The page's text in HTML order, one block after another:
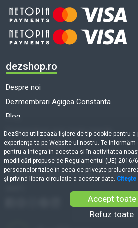
dezshop.ro
Despre noi
Dezmembrari Agigea Constanta
Blog
Dezmembrari auto toate marcile
Termeni și condiții
Politică de cookie-uri
Prelucrarea datelor cu caracter personal
DezShop utilizează fişiere de tip cookie pentru
experiența ta pe Website-ul nostru. Te
pentru a integra în acestea si în activitatea
modificări propuse de Regulamentul (UE) 2016/
persoanelor fizice în ceea ce privește
și privind libera circulație a acestor date. Citește
Accept toate
Refuz toate